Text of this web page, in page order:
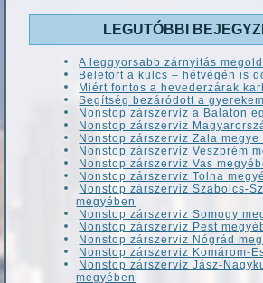
LEGUTÓBBI
A leggyorsabb zárnyitás
Beletört a kulcs – hétvégén is
Miért fontos a hevederzárak
Segítség bezáródott a gyerekem
Nonstop zárszerviz a Balaton
Nonstop zárszerviz
Nonstop zárszerviz Zala
Nonstop zárszerviz Veszprém
Nonstop zárszerviz Vas
Nonstop zárszerviz Tolna
Nonstop zárszerviz Szabolcs-
megyében
Nonstop zárszerviz Somogy
Nonstop zárszerviz Pest
Nonstop zárszerviz Nógrád
Nonstop zárszerviz Komárom-
Nonstop zárszerviz Jász-
megyében